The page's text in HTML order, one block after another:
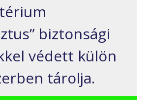
biztonsági
védett külön
tárolja.